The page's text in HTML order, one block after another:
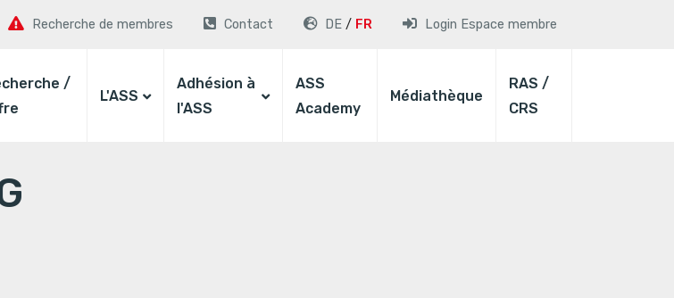
Recherche de membres Contact DE FR Login Espace membre
/
L'ASS
Adhésion à
l'ASS
ASS
Academy
Médiathèque
RAS /
CRS